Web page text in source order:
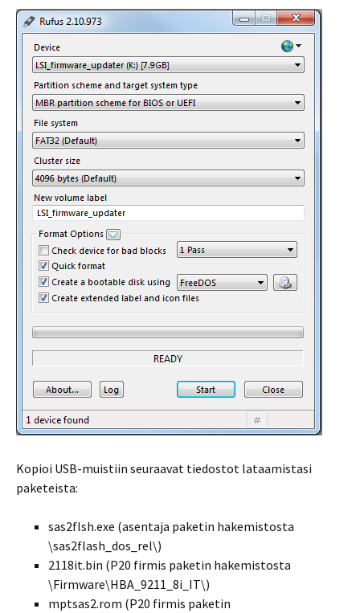
Kopioi USB-muistiin seuraavat tiedostot lataamistasi
paketeista:
sas2flsh.exe (asentaja paketin hakemistosta
\sas2flash_dos_rel\)
2118it.bin (P20 firmis paketin hakemistosta
\Firmware\HBA_9211_8i_IT\)
mptsas2.rom (P20 firmis paketin